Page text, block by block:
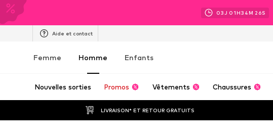
03J 01H34M 23S
Aide et contact
Femme Homme Enfants
Nouvelles sorties Promos Vêtements Chaussures
LIVRAISON* ET RETOUR GRATUITS